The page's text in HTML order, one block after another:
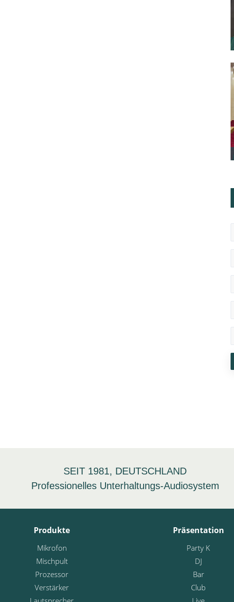
SEIT 1981, DEUTSCHLAND
Professionelles Unterhaltungs-Audiosystem
Produkte
Mikrofon
Mischpult
Prozessor
Verstärker
Präsentation
Party K
DJ
Bar
Club